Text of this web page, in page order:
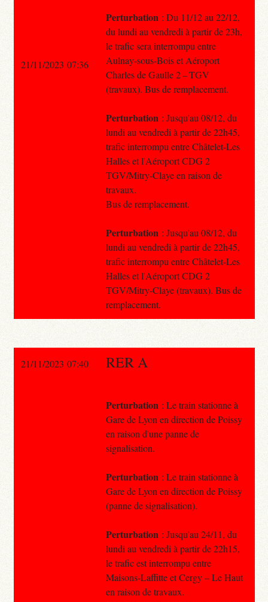
Perturbation : Du 11/12 au 22/12,
du lundi au vendredi à partir de 23h,
le trafic sera interrompu entre
Aulnay-sous-Bois et Aéroport
Charles de Gaulle 2 – TGV
(travaux). Bus de remplacement.
Perturbation : Jusqu'au 08/12, du
lundi au vendredi à partir de 22h45,
trafic interrompu entre Châtelet-Les
Halles et l'Aéroport CDG 2
TGV/Mitry-Claye en raison de
travaux.
Bus de remplacement.
Perturbation : Jusqu'au 08/12, du
lundi au vendredi à partir de 22h45,
trafic interrompu entre Châtelet-Les
Halles et l'Aéroport CDG 2
TGV/Mitry-Claye (travaux). Bus de
remplacement.
21/11/2023 07:36
21/11/2023 07:40 RER A
Perturbation : Le train stationne à
Gare de Lyon en direction de Poissy
en raison d'une panne de
signalisation.
Perturbation : Le train stationne à
Gare de Lyon en direction de Poissy
(panne de signalisation).
Perturbation : Jusqu'au 24/11, du
lundi au vendredi à partir de 22h15,
le trafic est interrompu entre
Maisons-Laffitte et Cergy – Le Haut
en raison de travaux.